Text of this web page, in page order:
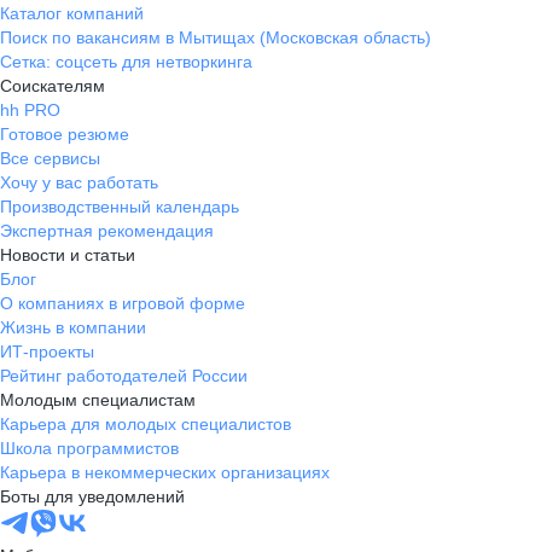
товаров, предлагать высокий
уровень сервиса и повышать
уровень экспертности наших
сотрудников, которые регулярно
проходят обучения по программам
повышения квалификации.
Развитие и инновации —
неотъемлемая часть нашей
стратегии. Мы постоянно
совершенствуем все направления
бизнеса: от логистики до
клиентского сервиса. Внедряем
современные технологии, обучаем
персонал и создаём комфортные
условия для покупок. Мы ценим
каждого нашего партнёра и всегда
выполняем взятые на себя
обязательства. Мы нацелены на
долгосрочное сотрудничество и
готовы предложить надёжные
условия партнёрства, основанные
Каталог компаний
Поиск по вакансиям в Мытищах (Московская область)
Сетка: соцсеть для нетворкинга
Соискателям
hh PRO
Готовое резюме
Все сервисы
Хочу у вас работать
Производственный календарь
Экспертная рекомендация
Новости и статьи
Блог
О компаниях в игровой форме
Жизнь в компании
ИТ-проекты
Рейтинг работодателей России
Молодым специалистам
Карьера для молодых специалистов
Школа программистов
Карьера в некоммерческих организациях
Боты для уведомлений